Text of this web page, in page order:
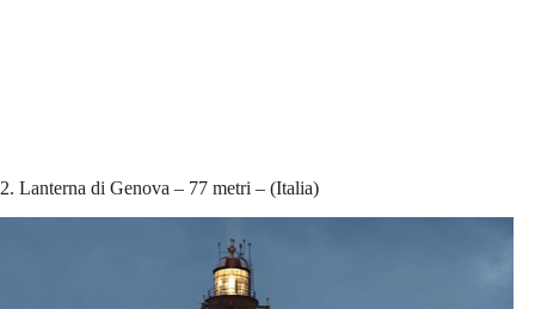
2. Lanterna di Genova – 77 metri – (Italia)